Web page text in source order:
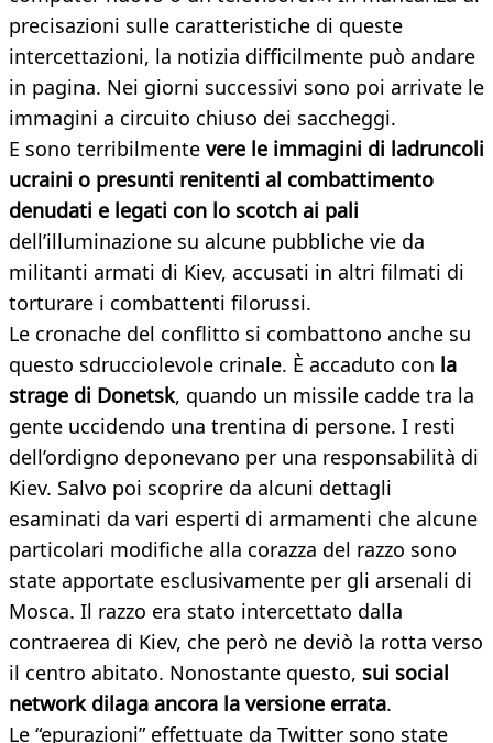
precisazioni sulle caratteristiche di queste
intercettazioni, la notizia difficilmente può andare
in pagina. Nei giorni successivi sono poi arrivate le
immagini a circuito chiuso dei saccheggi.
E sono terribilmente vere le immagini di ladruncoli
ucraini o presunti renitenti al combattimento
denudati e legati con lo scotch ai pali
dell’illuminazione su alcune pubbliche vie da
militanti armati di Kiev, accusati in altri filmati di
torturare i combattenti filorussi.
Le cronache del conflitto si combattono anche su
questo sdrucciolevole crinale. È accaduto con la
strage di Donetsk, quando un missile cadde tra la
gente uccidendo una trentina di persone. I resti
dell’ordigno deponevano per una responsabilità di
Kiev. Salvo poi scoprire da alcuni dettagli
esaminati da vari esperti di armamenti che alcune
particolari modifiche alla corazza del razzo sono
state apportate esclusivamente per gli arsenali di
Mosca. Il razzo era stato intercettato dalla
contraerea di Kiev, che però ne deviò la rotta verso
il centro abitato. Nonostante questo, sui social
network dilaga ancora la versione errata.
Le “epurazioni” effettuate da Twitter sono state